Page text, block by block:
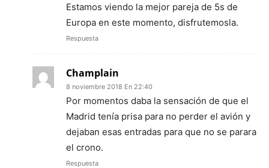
Estamos viendo la mejor pareja de 5s de
Europa en este momento, disfrutemosla.
Respuesta
Champlain
8 noviembre 2018 En 22:40
Por momentos daba la sensación de que el
Madrid tenía prisa para no perder el avión y
dejaban esas entradas para que no se parara
el crono.
Respuesta